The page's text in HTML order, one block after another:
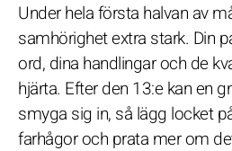
Under hela första halvan av
samhörighet extra stark. Din
ord, dina handlingar och de
hjärta. Efter den 13:e kan en
smyga sig in, så lägg locket
farhågor och prata mer om